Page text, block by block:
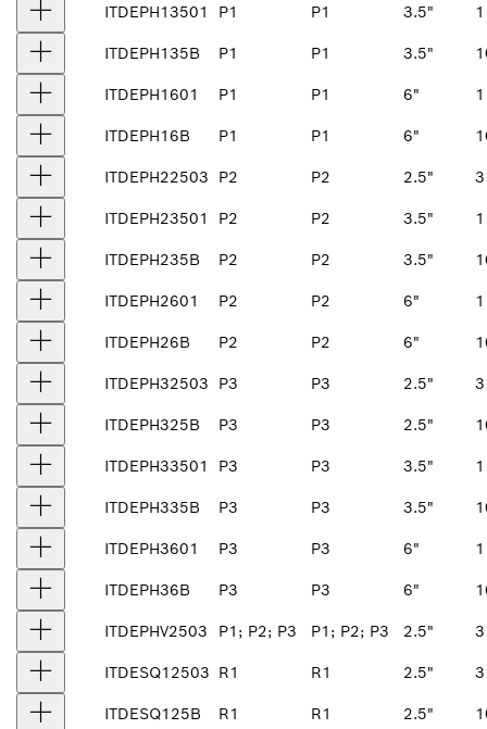
ITDEPH13501 P1 P1 3.5" 1
ITDEPH135B P1 P1 3.5"
ITDEPH1601 P1 P1 6" 1
ITDEPH16B P1 P1 6"
ITDEPH22503 P2 P2 2.5" 3
ITDEPH23501 P2 P2 3.5" 1
ITDEPH235B P2 P2 3.5"
ITDEPH2601 P2 P2 6" 1
ITDEPH26B P2 P2 6"
ITDEPH32503 P3 P3 2.5" 3
ITDEPH325B P3 P3 2.5"
ITDEPH33501 P3 P3 3.5" 1
ITDEPH335B P3 P3 3.5"
ITDEPH3601 P3 P3 6" 1
ITDEPH36B P3 P3 6"
ITDEPHV2503 P1; P2; P3 P1; P2; P3 2.5" 3
ITDESQ12503 R1 R1 2.5" 3
ITDESQ125B R1 R1 2.5"